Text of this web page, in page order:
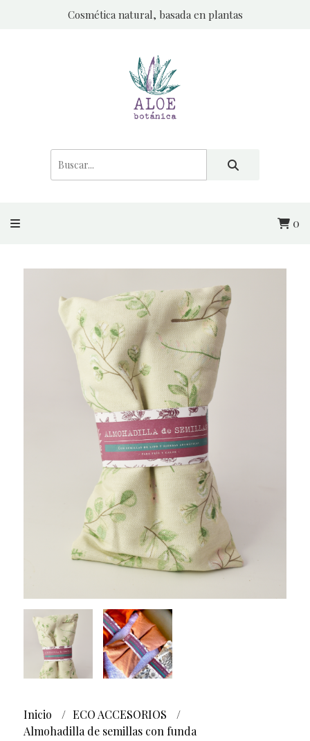
Cosmética natural, basada en plantas
0
Inicio
ECO ACCESORIOS
Almohadilla de semillas con funda